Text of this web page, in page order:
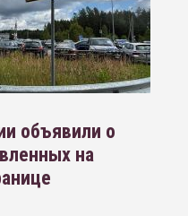
объявили о
на